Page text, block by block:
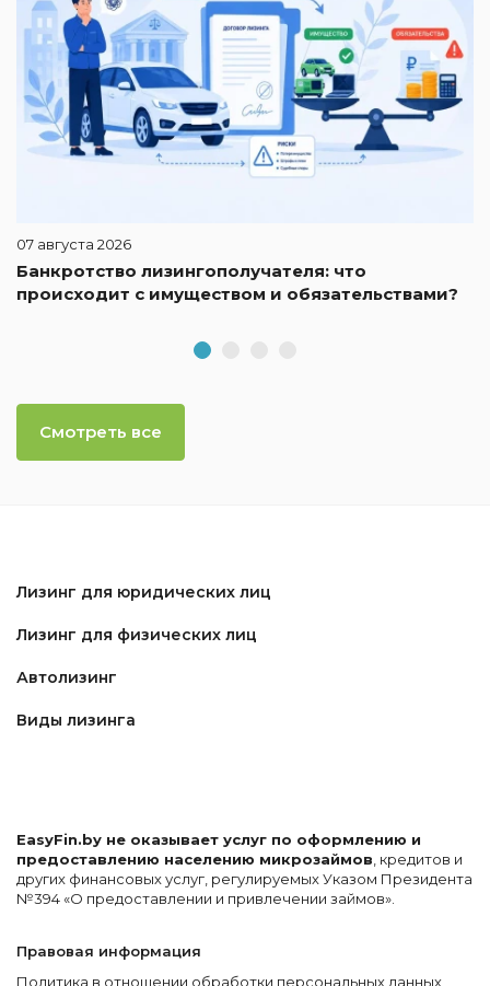
07 августа 2026
Банкротство лизингополучателя: что
происходит с имуществом и обязательствами?
Смотреть все
Лизинг для юридических лиц
Лизинг для физических лиц
Автолизинг
Виды лизинга
EasyFin.by не оказывает услуг по оформлению и
предоставлению населению микрозаймов , кредитов и
других финансовых услуг, регулируемых Указом Президента
№394 «О предоставлении и привлечении займов».
Правовая информация
Политика в отношении обработки персональных данных